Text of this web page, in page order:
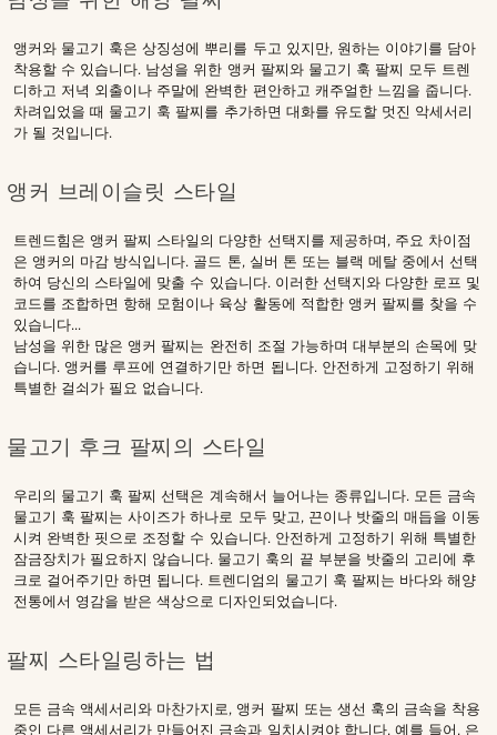
앵커와 물고기 훅은 상징성에 뿌리를 두고 있지만, 원하는 이야기를 담아
착용할 수 있습니다. 남성을 위한 앵커 팔찌와 물고기 훅 팔찌 모두 트렌
디하고 저녁 외출이나 주말에 완벽한 편안하고 캐주얼한 느낌을 줍니다.
차려입었을 때 물고기 훅 팔찌를 추가하면 대화를 유도할 멋진 악세서리
가 될 것입니다.
앵커 브레이슬릿 스타일
트렌드힘은 앵커 팔찌 스타일의 다양한 선택지를 제공하며, 주요 차이점
은 앵커의 마감 방식입니다. 골드 톤, 실버 톤 또는 블랙 메탈 중에서 선택
하여 당신의 스타일에 맞출 수 있습니다. 이러한 선택지와 다양한 로프 및
코드를 조합하면 항해 모험이나 육상 활동에 적합한 앵커 팔찌를 찾을 수
있습니다...
남성을 위한 많은 앵커 팔찌는 완전히 조절 가능하며 대부분의 손목에 맞
습니다. 앵커를 루프에 연결하기만 하면 됩니다. 안전하게 고정하기 위해
특별한 걸쇠가 필요 없습니다.
물고기 후크 팔찌의 스타일
우리의 물고기 훅 팔찌 선택은 계속해서 늘어나는 종류입니다. 모든 금속
물고기 훅 팔찌는 사이즈가 하나로 모두 맞고, 끈이나 밧줄의 매듭을 이동
시켜 완벽한 핏으로 조정할 수 있습니다. 안전하게 고정하기 위해 특별한
잠금장치가 필요하지 않습니다. 물고기 훅의 끝 부분을 밧줄의 고리에 후
크로 걸어주기만 하면 됩니다. 트렌디엄의 물고기 훅 팔찌는 바다와 해양
전통에서 영감을 받은 색상으로 디자인되었습니다.
팔찌 스타일링하는 법
모든 금속 액세서리와 마찬가지로, 앵커 팔찌 또는 생선 훅의 금속을 착용
중인 다른 액세서리가 만들어진 금속과 일치시켜야 합니다. 예를 들어, 은